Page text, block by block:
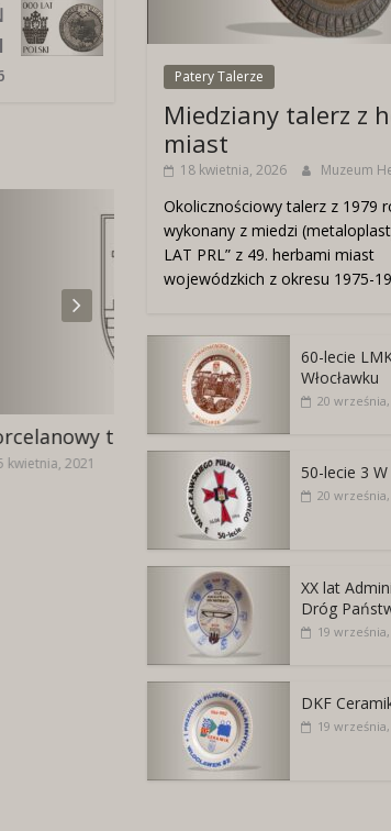
Najlepszemu
2 stycznia, 2023
Patery Talerze
Miedziany talerz z
miast
18 kwietnia, 2026 Muzeum
Okolicznościowy talerz z 1979
wykonany z miedzi
LAT PRL” z 49. herbami miast
wojewódzkich z okresu 1975-
60-lecie
Włocławku
20
50-lecie 3 W
20
XX lat
Dróg
19
DKF
19